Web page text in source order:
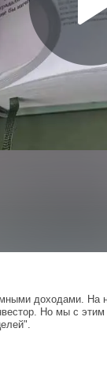
доходами. На
Но мы с